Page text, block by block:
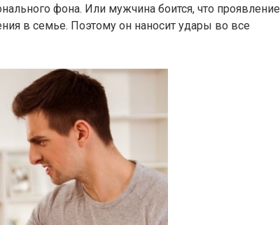
фона. Или мужчина боится, что проявление
в семье. Поэтому он наносит удары во все